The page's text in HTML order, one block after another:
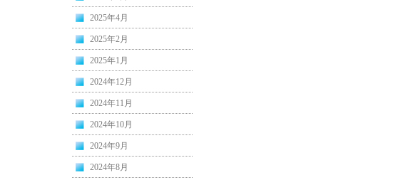
2025年4月
2025年2月
2025年1月
2024年12月
2024年11月
2024年10月
2024年9月
2024年8月